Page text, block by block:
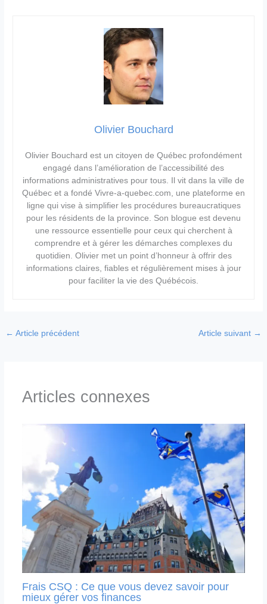
Olivier Bouchard
Olivier Bouchard est un citoyen de Québec profondément
engagé dans l’amélioration de l’accessibilité des
informations administratives pour tous. Il vit dans la ville de
Québec et a fondé Vivre-a-quebec.com, une plateforme en
ligne qui vise à simplifier les procédures bureaucratiques
pour les résidents de la province. Son blogue est devenu
une ressource essentielle pour ceux qui cherchent à
comprendre et à gérer les démarches complexes du
quotidien. Olivier met un point d’honneur à offrir des
informations claires, fiables et régulièrement mises à jour
pour faciliter la vie des Québécois.
← Article précédent Article suivant →
Articles connexes
Frais CSQ : Ce que vous devez savoir pour
mieux gérer vos finances